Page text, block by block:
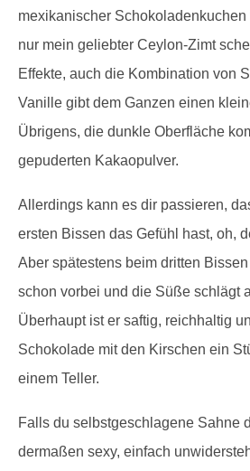
mexikanischer
nur mein geliebter Ceylon-Zimt
Effekte, auch die Kombination von
Vanille gibt dem Ganzen einen
Übrigens, die dunkle Oberfläche
gepuderten Kakaopulver.
Allerdings kann es dir passieren,
ersten Bissen das Gefühl hast, oh,
Aber spätestens beim dritten Bissen
schon vorbei und die Süße schlägt
Überhaupt ist er saftig, reichhaltig
Schokolade mit den Kirschen ein
einem Teller.
Falls du selbstgeschlagene Sahne
dermaßen sexy, einfach